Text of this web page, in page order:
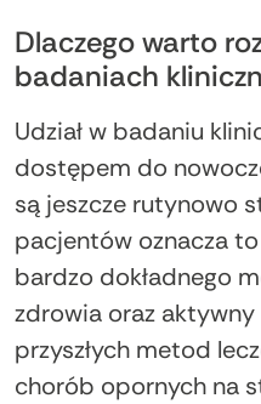
Dlaczego warto
badaniach
Udział w badaniu
dostępem do
są jeszcze rutynowo
pacjentów oznacza
bardzo dokładnego
zdrowia oraz aktywny
przyszłych metod
chorób opornych na